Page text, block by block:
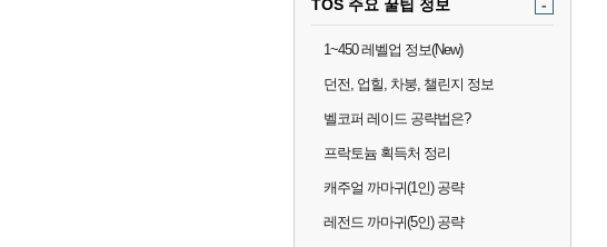
TOS 주요 꿀팁 정보 -
1~450 레벨업 정보(New)
던전, 업힐, 차붕, 챌린지 정보
벨코퍼 레이드 공략법은?
프락토늄 획득처 정리
캐주얼 까마귀(1인) 공략
레전드 까마귀(5인) 공략